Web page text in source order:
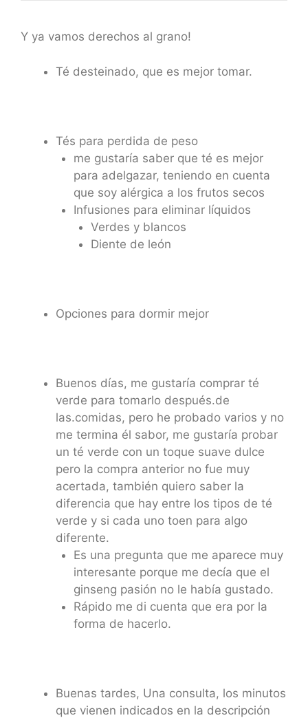
Y ya vamos derechos al grano!
Té desteinado, que es mejor tomar.
Tés para perdida de peso
me gustaría saber que té es mejor
para adelgazar, teniendo en cuenta
que soy alérgica a los frutos secos
Infusiones para eliminar líquidos
Verdes y blancos
Diente de león
Opciones para dormir mejor
Buenos días, me gustaría comprar té
verde para tomarlo después.de
las.comidas, pero he probado varios y no
me termina él sabor, me gustaría probar
un té verde con un toque suave dulce
pero la compra anterior no fue muy
acertada, también quiero saber la
diferencia que hay entre los tipos de té
verde y si cada uno toen para algo
diferente.
Es una pregunta que me aparece muy
interesante porque me decía que el
ginseng pasión no le había gustado.
Rápido me di cuenta que era por la
forma de hacerlo.
Buenas tardes, Una consulta, los minutos
que vienen indicados en la descripción